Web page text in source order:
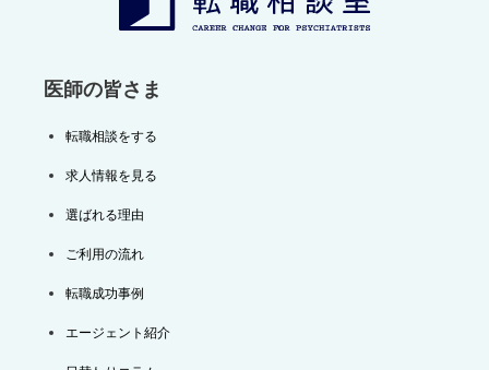
医師の皆さま
転職相談をする
求人情報を見る
選ばれる理由
ご利用の流れ
転職成功事例
エージェント紹介